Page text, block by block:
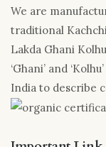
We are
traditional
Lakda Ghani
‘Ghani’ and
India to describe